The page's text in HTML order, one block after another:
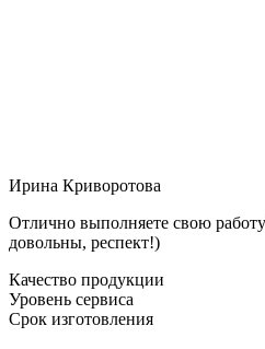
Ирина Криворотова
Отлично выполняете свою
довольны, респект!)
Качество продукции
Уровень сервиса
Срок изготовления